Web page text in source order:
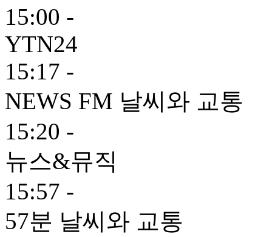
15:00 -
YTN24
15:17 -
NEWS FM 날씨와 교통
15:20 -
뉴스&뮤직
15:57 -
57분 날씨와 교통